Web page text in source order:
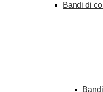
Bandi di